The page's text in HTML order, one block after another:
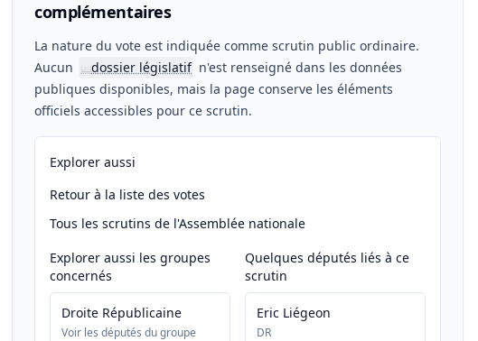
complémentaires
La nature du vote est indiquée comme scrutin public ordinaire.
Aucun
📖dossier législatif n'est renseigné dans les données
publiques disponibles, mais la page conserve les éléments
officiels accessibles pour ce scrutin.
Explorer aussi
Retour à la liste des votes
Tous les scrutins de l'Assemblée nationale
Explorer aussi les groupes
concernés
Droite Républicaine
Voir les députés du groupe
Quelques députés liés à ce
scrutin
Eric Liégeon
DR